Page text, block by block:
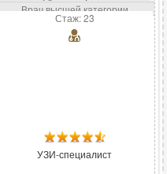
Врач высшей категории
Стаж: 23
УЗИ-специалист